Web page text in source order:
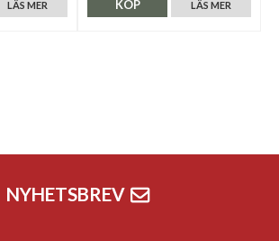
LÄS MER LÄS MER
KÖP
NYHETSBREV